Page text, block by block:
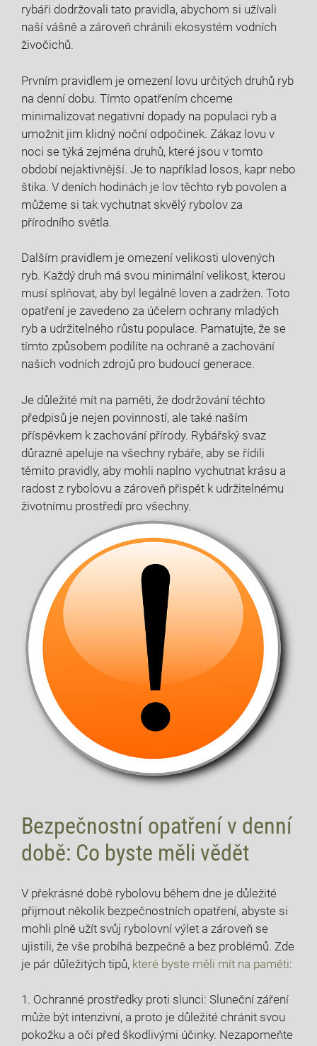
rybáři dodržovali tato ⁤pravidla, abychom si užívali
naší vášně a zároveň chránili​ ekosystém vodních
živočichů.
Prvním‌ pravidlem​ je‍ omezení lovu určitých druhů‍ ryb
na denní dobu. Tímto opatřením​ chceme
minimalizovat ⁢negativní dopady na ‍populaci ryb a
umožnit‌ jim klidný noční odpočinek. ⁤Zákaz lovu ⁢v
noci ​se ​týká zejména druhů, které jsou ‌v tomto
období nejaktivnější. ‌Je to‌ například ⁣losos, kapr nebo
štika. V deních hodinách ​je lov těchto ryb povolen a
můžeme si tak vychutnat skvělý rybolov ⁤za
přírodního světla.
Dalším pravidlem‍ je‌ omezení velikosti ulovených
ryb.⁢ Každý druh má ⁤svou⁢ minimální velikost, kterou
musí ‍splňovat, aby ⁢byl ⁣legálně loven⁢ a zadržen. Toto
opatření je zavedeno za účelem ochrany mladých
ryb a udržitelného‍ růstu populace. Pamatujte, že se
tímto způsobem podílíte na ochraně⁤ a zachování⁤
našich​ vodních zdrojů‌ pro budoucí generace.
Je​ důležité ⁤mít na ​paměti, ​že dodržování těchto
předpisů je nejen povinností, ale také ​naším
příspěvkem k zachování ‍přírody. Rybářský⁣ svaz
‌důrazně ⁢apeluje na všechny rybáře, ⁣aby se řídili
těmito pravidly, aby mohli naplno‍ vychutnat krásu a
radost z rybolovu ⁤a zároveň přispět ​k udržitelnému
životnímu prostředí pro všechny.
Bezpečnostní opatření v denní
době: Co byste měli vědět
V⁢ překrásné době rybolovu během dne je důležité
přijmout několik⁣ bezpečnostních ​opatření, abyste si
mohli plně užít svůj rybolovní výlet ​a zároveň ⁣se
ujistili, že‌ vše probíhá bezpečně⁣ a bez problémů. ‍Zde
je pár důležitých tipů, které ⁣byste měli mít na paměti:
1. Ochranné prostředky proti slunci: Sluneční záření
‍může být intenzivní, a proto ⁤je důležité⁤ chránit svou
pokožku a oči před ‍škodlivými účinky. Nezapomeňte